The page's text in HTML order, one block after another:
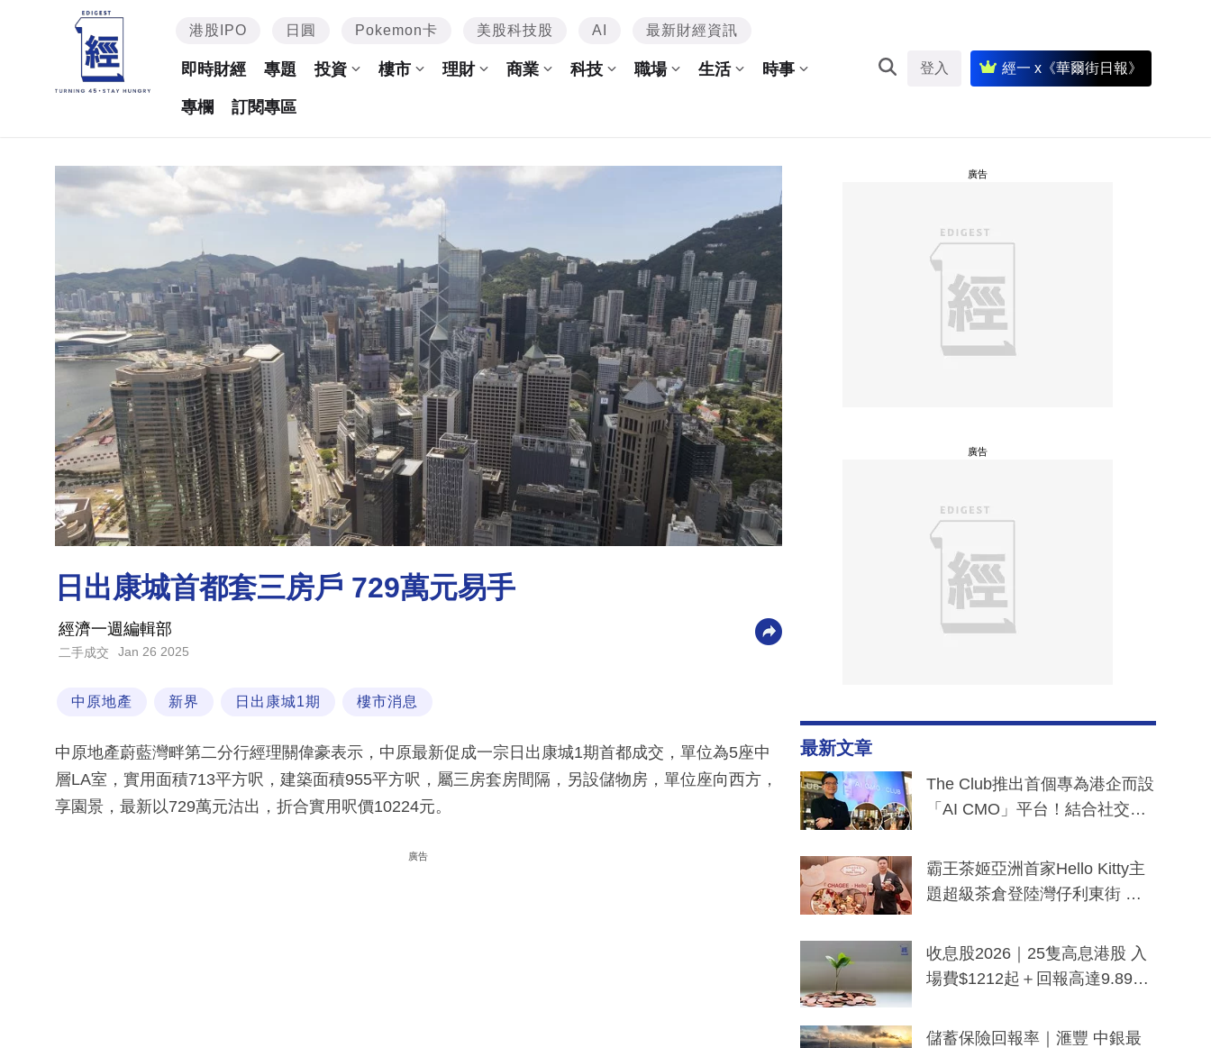
港股IPO 日圓 Pokemon卡 美股科技股 AI 最新財經資訊
即時財經 專題 投資 樓市 理財 商業 科技 職場 生活 時事
專欄 訂閱專區
登入 經一 x《華爾街日報》
日出康城首都套三房戶 729萬元易手
經濟一週編輯部
二手成交 Jan 26 2025
中原地產 新界 日出康城1期 樓市消息
中原地產蔚藍灣畔第二分行經理關偉豪表示，中原最新促成一宗日出康城1期首都成交，單位為5座中
層LA室，實用面積713平方呎，建築面積955平方呎，屬三房套房間隔，另設儲物房，單位座向西方，
享園景，最新以729萬元沽出，折合實用呎價10224元。
廣告
廣告
廣告
最新文章
The Club推出首個專為港企而設
「AI CMO」平台！結合社交聆
分鐘生成「貼地」宣傳短片
霸王茶姬亞洲首家Hello Kitty主
題超級茶倉登陸灣仔利東街 推
y及香港限定特調系列
收息股2026｜25隻高息港股 入
場費$1212起＋回報高達9.89
儲蓄保險回報率｜滙豐 中銀最